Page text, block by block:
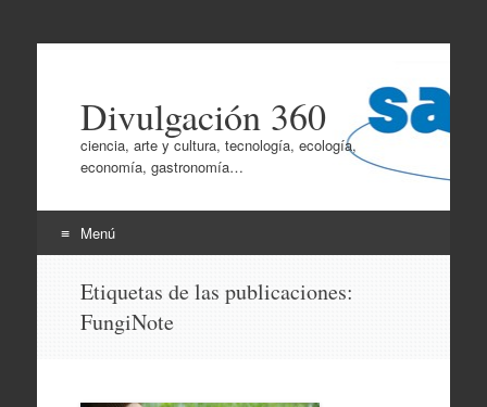
Divulgación 360
ciencia, arte y cultura, tecnología, ecología,
economía, gastronomía…
Menú
contenido
Etiquetas de las publicaciones:
FungiNote